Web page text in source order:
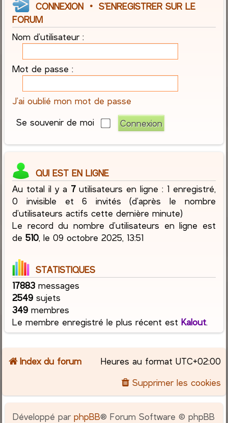
CONNEXION •S’ENREGISTRER SUR LE
FORUM
Nom d’utilisateur :
Mot de passe :
J’ai oublié mon mot de passe
Se souvenir de moi
QUI EST EN LIGNE
Au total il y a 7utilisateurs en ligne : 1 enregistré,
0 invisible et 6 invités (d’après le nombre
d’utilisateurs actifs cette dernière minute)
Le record du nombre d’utilisateurs en ligne est
de510, le 09 octobre 2025, 13:51
STATISTIQUES
17883 messages
2549 sujets
349 membres
Le membre enregistré le plus récent estKalout.
Index du forum Heures au format UTC+02:00
Supprimer les cookies
Développé parphpBB® Forum Software © phpBB